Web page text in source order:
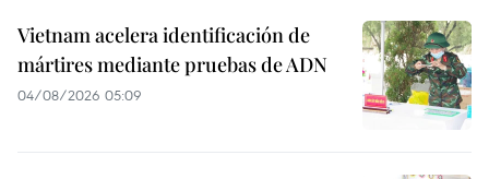
Vietnam acelera identificación de
mártires mediante pruebas de ADN
04/08/2026 05:09